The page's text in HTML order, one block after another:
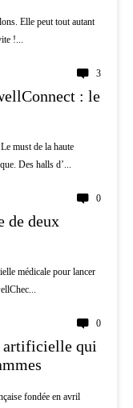
Elle peut tout autant
!...
3
: le
must de la haute
Des halls d’...
0
de deux
médicale pour lancer
0
artificielle qui
fondée en avril